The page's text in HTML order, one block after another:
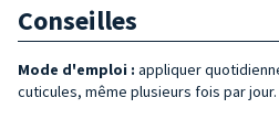
Conseilles
Mode d'emploi : appliquer
cuticules, même plusieurs fois par jour.